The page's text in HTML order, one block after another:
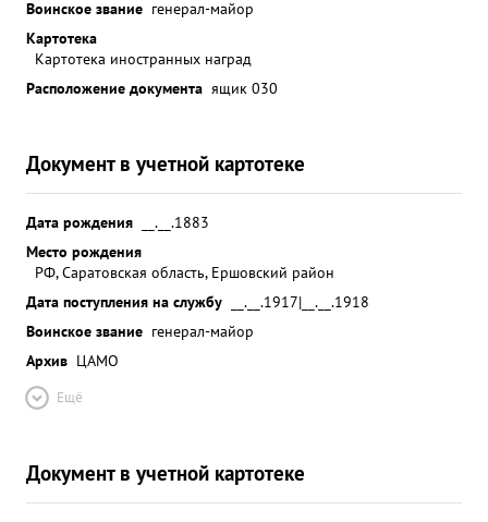
Воинское звание генерал-майор
Картотека
Картотека иностранных наград
Расположение документа ящик 030
Документ в учетной картотеке
Дата рождения
__.__.1883
Место рождения
РФ, Саратовская область, Ершовский район
Дата поступления на службу
__.__.1917|__.__.1918
Воинское звание генерал-майор
Архив ЦАМО
Ещё
Документ в учетной картотеке